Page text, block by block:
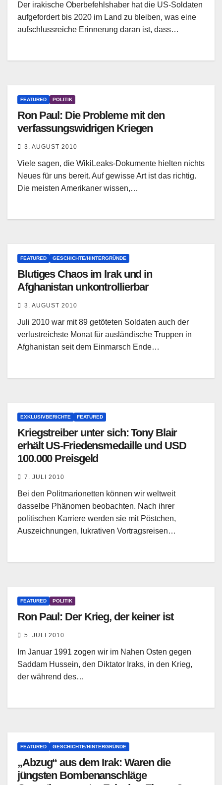
Der irakische Oberbefehlshaber hat die US-Soldaten
aufgefordert bis 2020 im Land zu bleiben, was eine
aufschlussreiche Erinnerung daran ist, dass…
FEATURED POLITIK
Ron Paul: Die Probleme mit den
verfassungswidrigen Kriegen
3. AUGUST 2010
Viele sagen, die WikiLeaks-Dokumente hielten nichts
Neues für uns bereit. Auf gewisse Art ist das richtig.
Die meisten Amerikaner wissen,…
FEATURED GESCHICHTE/HINTERGRÜNDE
Blutiges Chaos im Irak und in
Afghanistan unkontrollierbar
3. AUGUST 2010
Juli 2010 war mit 89 getöteten Soldaten auch der
verlustreichste Monat für ausländische Truppen in
Afghanistan seit dem Einmarsch Ende…
EXKLUSIVBERICHTE FEATURED
Kriegstreiber unter sich: Tony Blair
erhält US-Friedensmedaille und USD
100.000 Preisgeld
7. JULI 2010
Bei den Politmarionetten können wir weltweit
dasselbe Phänomen beobachten. Nach ihrer
politischen Karriere werden sie mit Pöstchen,
Auszeichnungen, lukrativen Vortragsreisen…
FEATURED POLITIK
Ron Paul: Der Krieg, der keiner ist
5. JULI 2010
Im Januar 1991 zogen wir im Nahen Osten gegen
Saddam Hussein, den Diktator Iraks, in den Krieg,
der während des…
FEATURED GESCHICHTE/HINTERGRÜNDE
„Abzug“ aus dem Irak: Waren die
jüngsten Bombenanschläge